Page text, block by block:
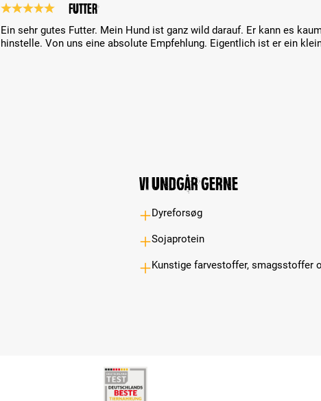
Futter
Ein sehr gutes Futter. Mein Hund ist ganz wild darauf. Er kann es
hinstelle. Von uns eine absolute Empfehlung. Eigentlich ist er ein
Vi undgår gerne
Dyreforsøg
Sojaprotein
Kunstige farvestoffer, smagsstoffer